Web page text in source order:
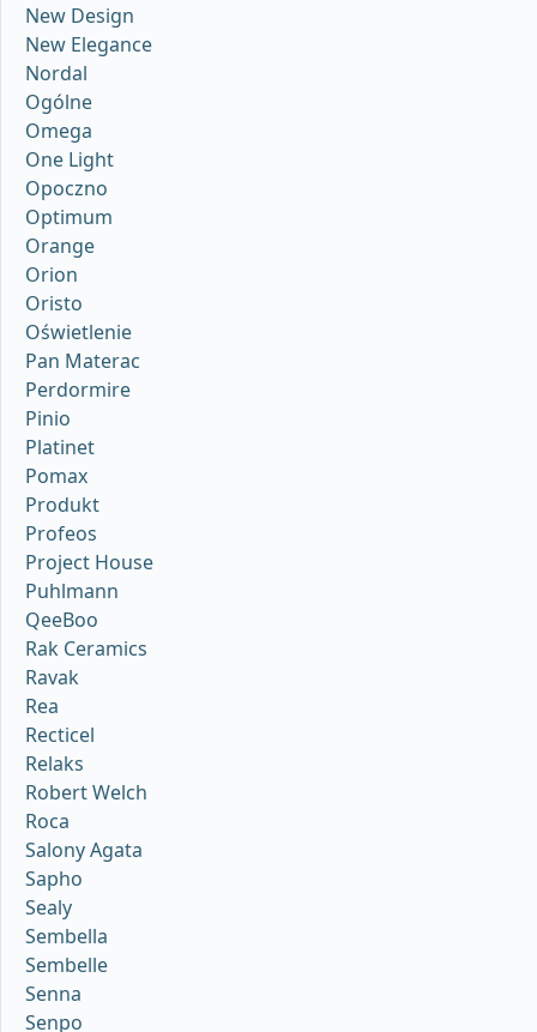
New Design
New Elegance
Nordal
Ogólne
Omega
One Light
Opoczno
Optimum
Orange
Orion
Oristo
Oświetlenie
Pan Materac
Perdormire
Pinio
Platinet
Pomax
Produkt
Profeos
Project House
Puhlmann
QeeBoo
Rak Ceramics
Ravak
Rea
Recticel
Relaks
Robert Welch
Roca
Salony Agata
Sapho
Sealy
Sembella
Sembelle
Senna
Senpo